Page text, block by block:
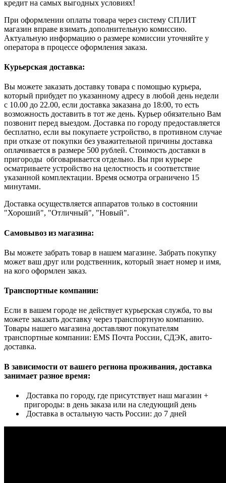
кредит на самых выгодных условиях!
При оформлении оплаты товара через систему СПЛИТ
магазин вправе взимать дополнительную комиссию.
Актуальную информацию о размере комиссии уточняйте у
оператора в процессе оформления заказа.
Курьерская доставка:
Вы можете заказать доставку товара с помощью курьера,
который прибудет по указанному адресу в любой день недели
с 10.00 до 22.00, если доставка заказана до 18:00, то есть
возможность доставить в тот же день. Курьер обязательно Вам
позвонит перед выездом. Доставка по городу предоставляется
бесплатно, если вы покупаете устройство, в противном случае
при отказе от покупки без уважительной причины доставка
оплачивается в размере 500 рублей. Стоимость доставки в
пригороды обговаривается отдельно. Вы при курьере
осматриваете устройство на целостность и соответствие
указанной комплектации. Время осмотра ограничено 15
минутами.
Доставка осуществляется аппаратов только в состоянии
"Хороший", "Отличный", "Новый".
Самовывоз из магазина:
Вы можете забрать товар в нашем магазине. Забрать покупку
может ваш друг или родственник, который знает номер и имя,
на кого оформлен заказ.
Транспортные компании:
Если в вашем городе не действует курьерская служба, то вы
можете заказать доставку через транспортную компанию.
Товары нашего магазина доставляют покупателям
транспортные компании: EMS Почта России, СДЭК, авито-
доставка.
В зависимости от вашего региона проживания, доставка
занимает разное время:
Доставка по городу, где присутствует наш магазин +
пригороды: в день заказа или на следующий день
Доставка в остальную часть России: до 7 дней